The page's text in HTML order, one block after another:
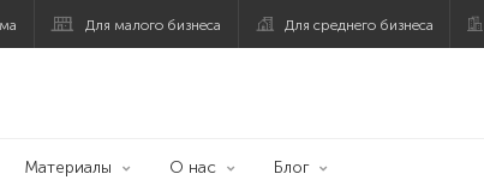
Для малого бизнеса Для среднего бизнеса
Материалы О нас Блог